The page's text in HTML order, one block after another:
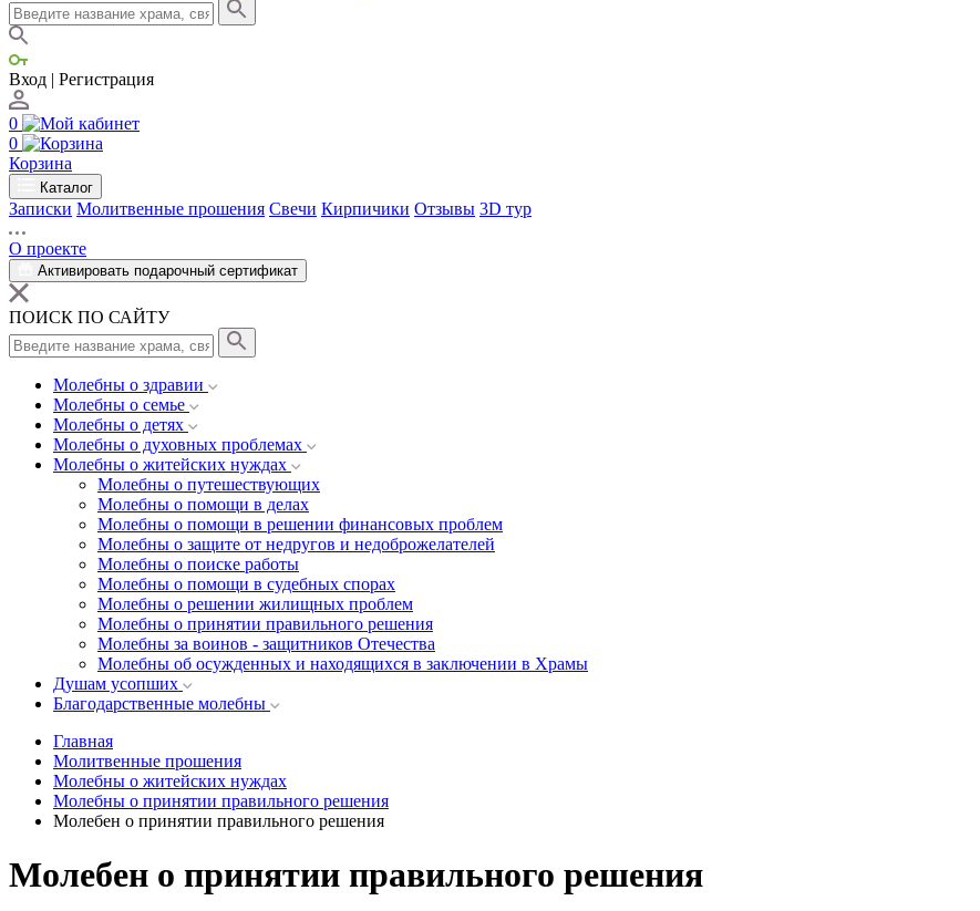
Вход | Регистрация
0
0
Корзина
Каталог
Записки Молитвенные прошения Свечи Кирпичики Отзывы 3D тур
О проекте
Активировать подарочный сертификат
ПОИСК ПО САЙТУ
Молебны о здравии
Молебны о семье
Молебны о детях
Молебны о духовных проблемах
Молебны о житейских нуждах
Молебны о путешествующих
Молебны о помощи в делах
Молебны о помощи в решении финансовых проблем
Молебны о защите от недругов и недоброжелателей
Молебны о поиске работы
Молебны о помощи в судебных спорах
Молебны о решении жилищных проблем
Молебны о принятии правильного решения
Молебны за воинов - защитников Отечества
Молебны об осужденных и находящихся в заключении в Храмы
Душам усопших
Благодарственные молебны
Главная
Молитвенные прошения
Молебны о житейских нуждах
Молебны о принятии правильного решения
Молебен о принятии правильного решения
Молебен о принятии правильного решения